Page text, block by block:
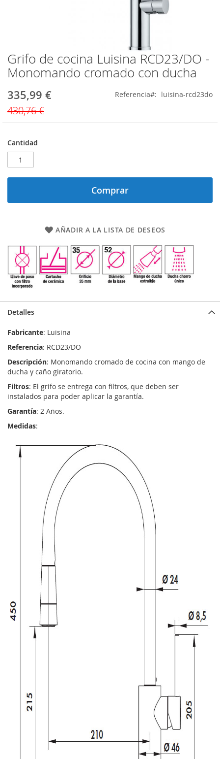
Grifo de cocina Luisina RCD23/DO -
Monomando cromado con ducha
Precio
335,99 €
430,76 €
Referencia luisina-rcd23do
Cantidad
Comprar
AÑADIR A LA LISTA DE DESEOS
Saltar
al
comienzo
la
galería
de
imágenes
Detalles
Fabricante: Luisina
Referencia: RCD23/DO
Descripción: Monomando cromado de cocina con mango de
ducha y caño giratorio.
Filtros: El grifo se entrega con filtros, que deben ser
instalados para poder aplicar la garantía.
Garantía: 2 Años.
Medidas: